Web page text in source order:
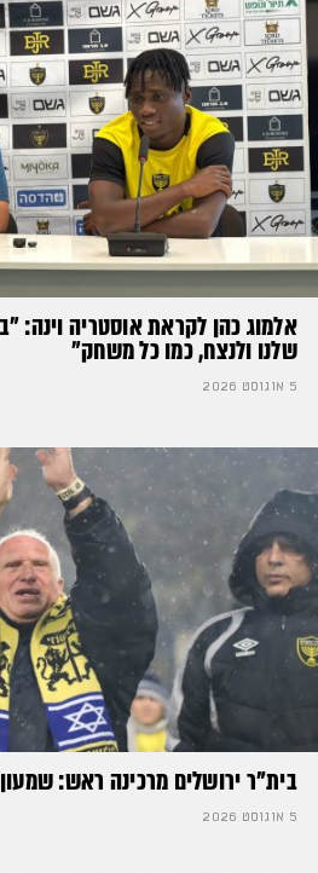
אלמוג כהן לקראת אוסטריה וינה:
שלנו ולנצח, כמו כל משחק״
5 אוגוסט 2026
בית"ר ירושלים מרכינה ראש:
5 אוגוסט 2026